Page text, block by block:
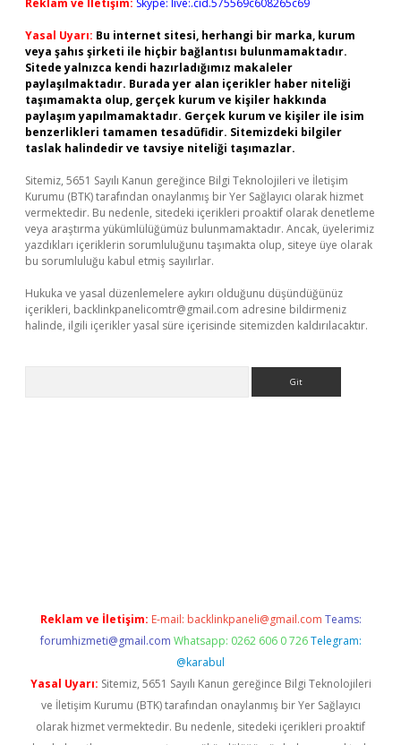
Reklam ve İletişim: Skype: live:.cid.575569c608265c69
Yasal Uyarı: Bu internet sitesi, herhangi bir marka, kurum
veya şahıs şirketi ile hiçbir bağlantısı bulunmamaktadır.
Sitede yalnızca kendi hazırladığımız makaleler
paylaşılmaktadır. Burada yer alan içerikler haber niteliği
taşımamakta olup, gerçek kurum ve kişiler hakkında
paylaşım yapılmamaktadır. Gerçek kurum ve kişiler ile isim
benzerlikleri tamamen tesadüfidir. Sitemizdeki bilgiler
taslak halindedir ve tavsiye niteliği taşımazlar.
Sitemiz, 5651 Sayılı Kanun gereğince Bilgi Teknolojileri ve İletişim
Kurumu (BTK) tarafından onaylanmış bir Yer Sağlayıcı olarak hizmet
vermektedir. Bu nedenle, sitedeki içerikleri proaktif olarak denetleme
veya araştırma yükümlülüğümüz bulunmamaktadır. Ancak, üyelerimiz
yazdıkları içeriklerin sorumluluğunu taşımakta olup, siteye üye olarak
bu sorumluluğu kabul etmiş sayılırlar.
Hukuka ve yasal düzenlemelere aykırı olduğunu düşündüğünüz
içerikleri, backlinkpanelicomtr@gmail.com adresine bildirmeniz
halinde, ilgili içerikler yasal süre içerisinde sitemizden kaldırılacaktır.
Reklam ve İletişim: E-mail: backlinkpaneli@gmail.com Teams:
forumhizmeti@gmail.com Whatsapp: 0262 606 0 726 Telegram:
@karabul
Yasal Uyarı: Sitemiz, 5651 Sayılı Kanun gereğince Bilgi Teknolojileri
ve İletişim Kurumu (BTK) tarafından onaylanmış bir Yer Sağlayıcı
olarak hizmet vermektedir. Bu nedenle, sitedeki içerikleri proaktif